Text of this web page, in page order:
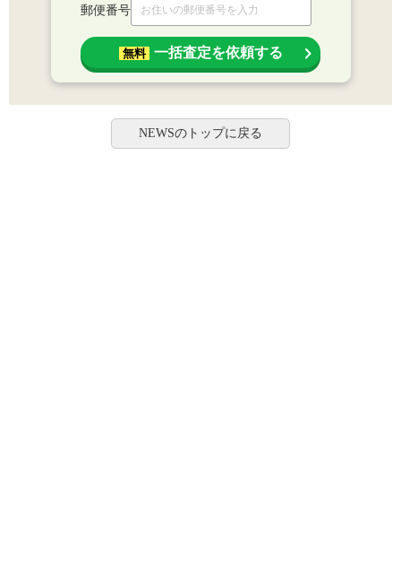
郵便番号
無料 一括査定を依頼する
NEWSのトップに戻る